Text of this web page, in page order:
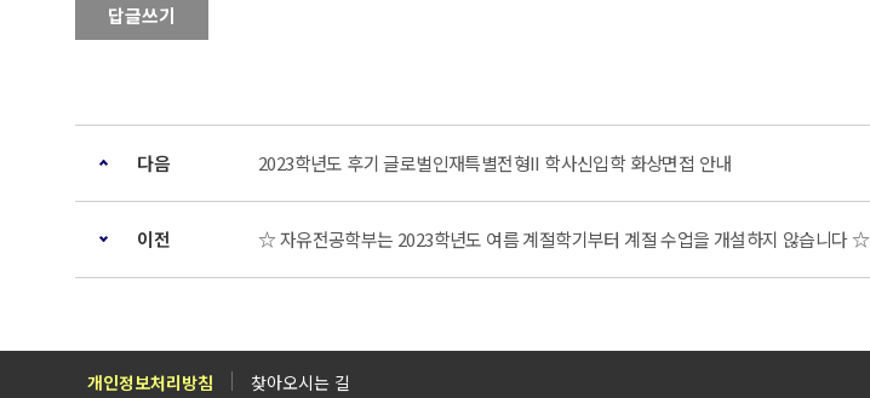
답글쓰기
다음 2023학년도 후기 글로벌인재특별전형II 학사신입학 화상면접 안내
이전 ☆ 자유전공학부는 2023학년도 여름 계절학기부터 계절 수업을 개설하지 않습니다 ☆
개인정보처리방침 찾아오시는 길